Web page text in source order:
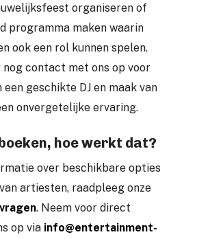
organiseren of
programma maken waarin
ook een rol kunnen spelen.
nog contact met ons op voor
een geschikte DJ en maak van
onvergetelijke ervaring.
hoe werkt dat?
over beschikbare opties
artiesten, raadpleeg onze
. Neem voor direct
op via info@entertainment-